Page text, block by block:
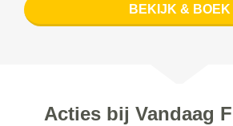
BEKIJK & BOEK
Acties bij Vandaag